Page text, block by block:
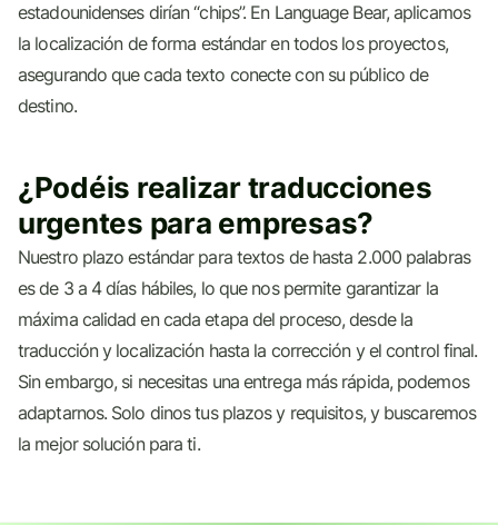
estadounidenses dirían “chips”. En Language Bear, aplicamos
la localización de forma estándar en todos los proyectos,
asegurando que cada texto conecte con su público de
destino.
¿Podéis realizar traducciones
urgentes para empresas?
Nuestro plazo estándar para textos de hasta 2.000 palabras
es de 3 a 4 días hábiles, lo que nos permite garantizar la
máxima calidad en cada etapa del proceso, desde la
traducción y localización hasta la corrección y el control final.
Sin embargo, si necesitas una entrega más rápida, podemos
adaptarnos. Solo dinos tus plazos y requisitos, y buscaremos
la mejor solución para ti.